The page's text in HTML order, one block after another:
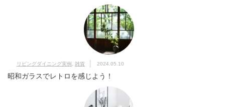
リビングダイニング実例 雑貨 2024.05.10
昭和ガラスでレトロを感じよう！